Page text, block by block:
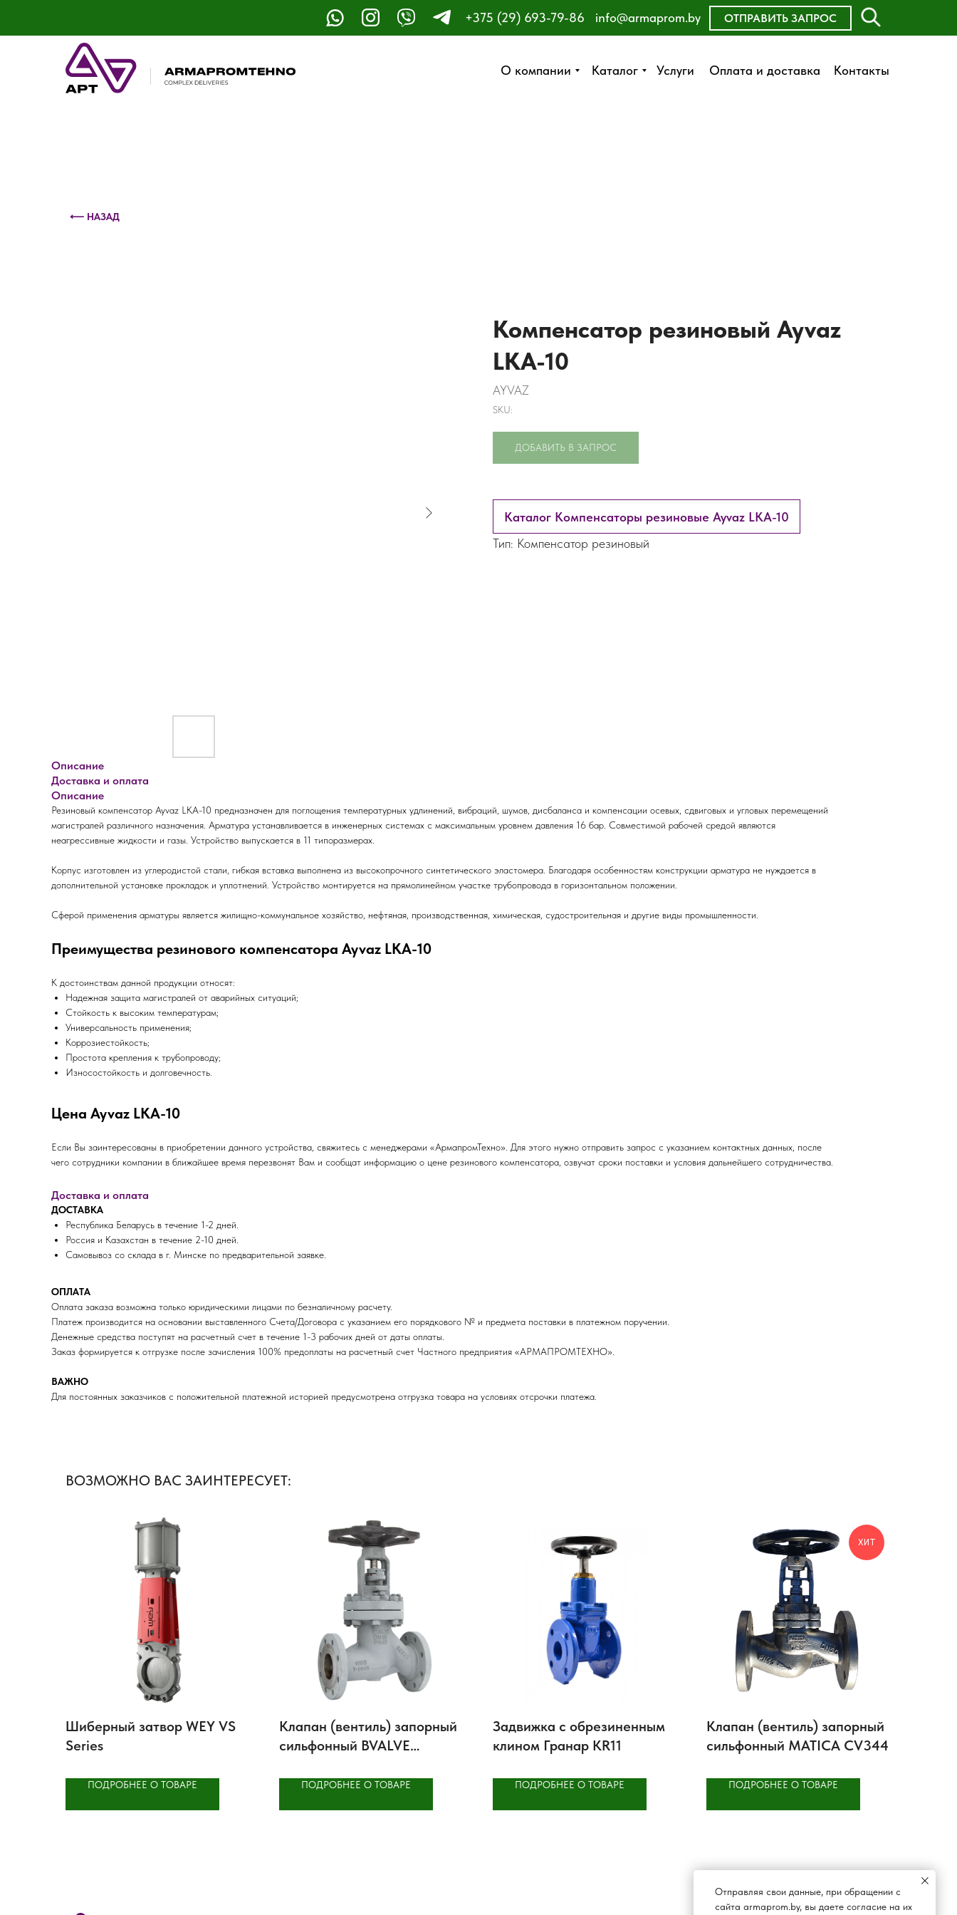
О компании Каталог Услуги Оплата и доставка Контакты
+375 (29) 693-79-86 ОТПРАВИТЬ ЗАПРОС
info@armaprom.by
О компании Каталог Услуги Оплата и доставка Контакты
ОСТАВИТЬ ЗАЯВКУ
ЗАКАЗАТЬ ЗВОНОК
⟵ НАЗАД
Компенсатор резиновый Ayvaz
LKA-10
AYVAZ
SKU:
ДОБАВИТЬ В ЗАПРОС
Каталог Компенсаторы резиновые Ayvaz LKA-10
Тип: Компенсатор резиновый
Описание
Доставка и оплата
Описание
Резиновый компенсатор Ayvaz LKA-10 предназначен для поглощения температурных удлинений, вибраций, шумов, дисбаланса и компенсации осевых, сдвиговых и угловых перемещений
магистралей различного назначения. Арматура устанавливается в инженерных системах с максимальным уровнем давления 16 бар. Совместимой рабочей средой являются
неагрессивные жидкости и газы. Устройство выпускается в 11 типоразмерах.
Корпус изготовлен из углеродистой стали, гибкая вставка выполнена из высокопрочного синтетического эластомера. Благодаря особенностям конструкции арматура не нуждается в
дополнительной установке прокладок и уплотнений. Устройство монтируется на прямолинейном участке трубопровода в горизонтальном положении.
Сферой применения арматуры является жилищно-коммунальное хозяйство, нефтяная, производственная, химическая, судостроительная и другие виды промышленности.
Преимущества резинового компенсатора Ayvaz LKA-10
К достоинствам данной продукции относят:
Надежная защита магистралей от аварийных ситуаций;
Стойкость к высоким температурам;
Универсальность применения;
Коррозиестойкость;
Простота крепления к трубопроводу;
Износостойкость и долговечность.
Цена Ayvaz LKA-10
Если Вы заинтересованы в приобретении данного устройства, свяжитесь с менеджерами «АрмапромТехно». Для этого нужно отправить запрос с указанием контактных данных, после
чего сотрудники компании в ближайшее время перезвонят Вам и сообщат информацию о цене резинового компенсатора, озвучат сроки поставки и условия дальнейшего сотрудничества.
Доставка и оплата
ДОСТАВКА
Республика Беларусь в течение 1-2 дней.
Россия и Казахстан в течение 2-10 дней.
Самовывоз со склада в г. Минске по предварительной заявке.
ОПЛАТА
Оплата заказа возможна только юридическими лицами по безналичному расчету.
Платеж производится на основании выставленного Счета/Договора с указанием его порядкового № и предмета поставки в платежном поручении.
Денежные средства поступят на расчетный счет в течение 1-3 рабочих дней от даты оплаты.
Заказ формируется к отгрузке после зачисления 100% предоплаты на расчетный счет Частного предприятия «АРМАПРОМТЕХНО».
ВАЖНО
Для постоянных заказчиков с положительной платежной историей предусмотрена отгрузка товара на условиях отсрочки платежа.
ВОЗМОЖНО ВАС ЗАИНТЕРЕСУЕТ:
Шиберный затвор WEY VS
Series
ПОДРОБНЕЕ О ТОВАРЕ
Клапан (вентиль) запорный
сильфонный BVALVE
ПОДРОБНЕЕ О ТОВАРЕ
Задвижка с обрезиненным
клином Гранар KR11
ПОДРОБНЕЕ О ТОВАРЕ
ХИТ
Клапан (вентиль) запорный
сильфонный MATICA CV344
ПОДРОБНЕЕ О ТОВАРЕ
Отправляя свои данные, при обращении с
сайта armaprom.by, вы даете согласие на их